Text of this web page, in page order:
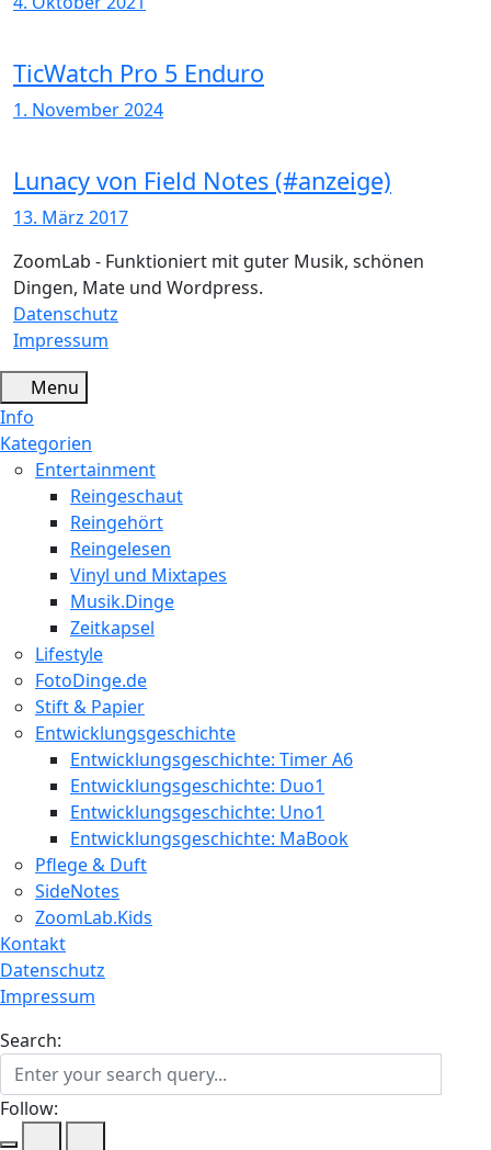
TicWatch Pro 5 Enduro
1. November 2024
Lunacy von Field Notes (#anzeige)
13. März 2017
ZoomLab - Funktioniert mit guter Musik, schönen
Dingen, Mate und Wordpress.
Datenschutz
Impressum
Menu
Info
Kategorien
Entertainment
Reingeschaut
Reingehört
Reingelesen
Vinyl und Mixtapes
Musik.Dinge
Zeitkapsel
Lifestyle
FotoDinge.de
Stift & Papier
Entwicklungsgeschichte
Entwicklungsgeschichte: Timer A6
Entwicklungsgeschichte: Duo1
Entwicklungsgeschichte: Uno1
Entwicklungsgeschichte: MaBook
Pflege & Duft
SideNotes
ZoomLab.Kids
Kontakt
Datenschutz
Impressum
Search:
Follow: